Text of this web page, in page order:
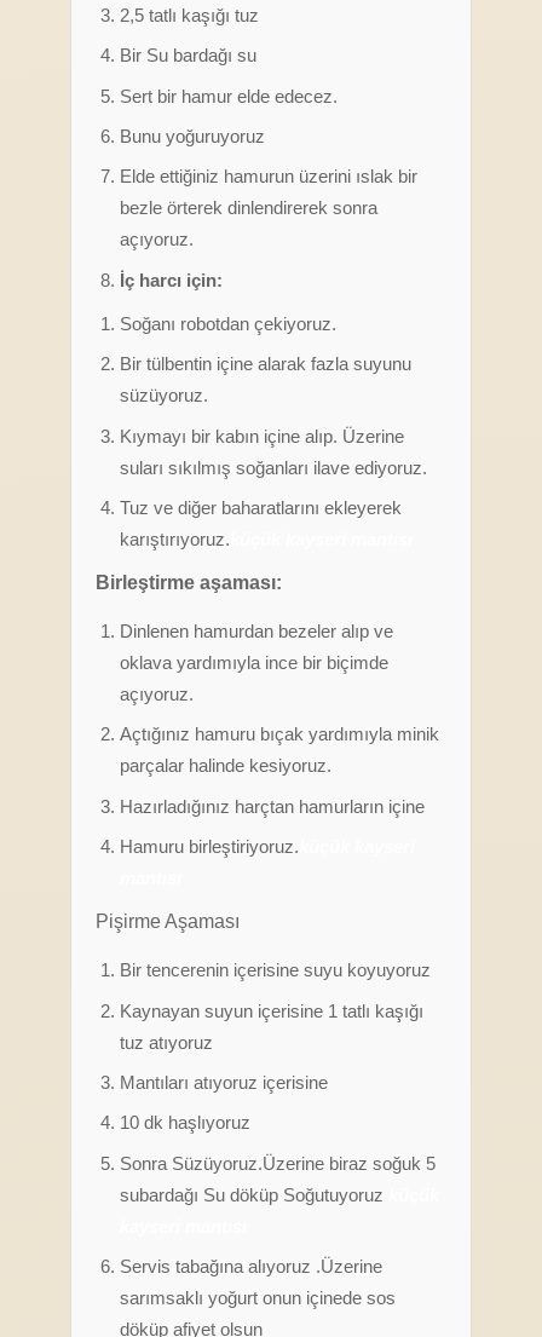
2,5 tatlı kaşığı tuz
Bir Su bardağı su
Sert bir hamur elde edecez.
Bunu yoğuruyoruz
Elde ettiğiniz hamurun üzerini ıslak bir
bezle örterek dinlendirerek sonra
açıyoruz.
İç harcı için:
Soğanı robotdan çekiyoruz.
Bir tülbentin içine alarak fazla suyunu
süzüyoruz.
Kıymayı bir kabın içine alıp. Üzerine
suları sıkılmış soğanları ilave ediyoruz.
Tuz ve diğer baharatlarını ekleyerek
karıştırıyoruz.
Birleştirme aşaması:
Dinlenen hamurdan bezeler alıp ve
oklava yardımıyla ince bir biçimde
açıyoruz.
Açtığınız hamuru bıçak yardımıyla minik
parçalar halinde kesiyoruz.
Hazırladığınız harçtan hamurların içine
Hamuru birleştiriyoruz.
Pişirme Aşaması
Bir tencerenin içerisine suyu koyuyoruz
Kaynayan suyun içerisine 1 tatlı kaşığı
tuz atıyoruz
Mantıları atıyoruz içerisine
10 dk haşlıyoruz
Sonra Süzüyoruz.Üzerine biraz soğuk 5
subardağı Su döküp Soğutuyoruz
Servis tabağına alıyoruz .Üzerine
sarımsaklı yoğurt onun içinede sos
döküp afiyet olsun